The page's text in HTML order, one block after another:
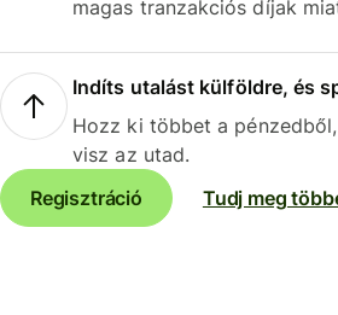
magas tranzakciós díjak
Indíts utalást külföldre, és
Hozz ki többet a
visz az utad.
Regisztráció
Tudj meg